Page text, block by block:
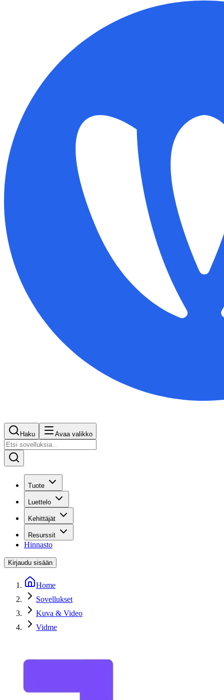
Haku Avaa valikko
Tuote
Luettelo
Kehittäjät
Resurssit
Hinnasto
Kirjaudu sisään
Home
Sovellukset
Kuva & Video
Vidme